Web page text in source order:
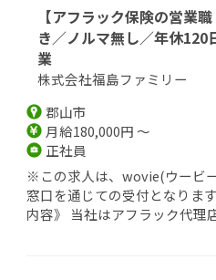
【アフラック保険の営業
き／ノルマ無し／年休120
業
株式会社福島ファミリー
郡山市
月給180,000円 ～
正社員
※この求人は、wovie(ウービ
窓口を通じての受付となりま
内容》 当社はアフラック代理